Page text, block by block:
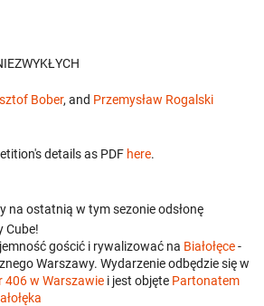
Bober, and Przemysław Rogalski
details as PDF here.
na ostatnią w tym sezonie odsłonę
Cube!
gościć i rywalizować na Białołęce-
Warszawy. Wydarzenie odbędzie się w
406 w Warszawie i jest objęte Partonatem